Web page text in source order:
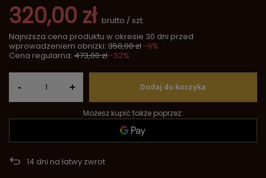
320,00 zł brutto / szt.
Najniższa cena produktu w okresie 30 dni przed
wprowadzeniem obniżki: 350,00 zł-9%
Cena regularna: 473,00 zł-32%
- + Dodaj do koszyka
Możesz kupić także poprzez:
14 dni na łatwy zwrot